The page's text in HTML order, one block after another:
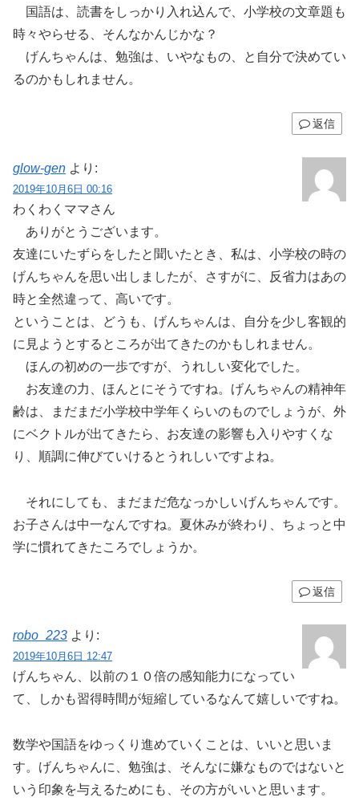
国語は、読書をしっかり入れ込んで、小学校の文章題も
時々やらせる、そんなかんじかな？
げんちゃんは、勉強は、いやなもの、と自分で決めてい
るのかもしれません。
返信
glow-gen より:
2019年10月6日 00:16
わくわくママさん
ありがとうございます。
友達にいたずらをしたと聞いたとき、私は、小学校の時の
げんちゃんを思い出しましたが、さすがに、反省力はあの
時と全然違って、高いです。
ということは、どうも、げんちゃんは、自分を少し客観的
に見ようとするところが出てきたのかもしれません。
ほんの初めの一歩ですが、うれしい変化でした。
お友達の力、ほんとにそうですね。げんちゃんの精神年
齢は、まだまだ小学校中学年くらいのものでしょうが、外
にベクトルが出てきたら、お友達の影響も入りやすくな
り、順調に伸びていけるとうれしいですよね。
それにしても、まだまだ危なっかしいげんちゃんです。
お子さんは中一なんですね。夏休みが終わり、ちょっと中
学に慣れてきたころでしょうか。
返信
robo_223 より:
2019年10月6日 12:47
げんちゃん、以前の１０倍の感知能力になってい
て、しかも習得時間が短縮しているなんて嬉しいですね。
数学や国語をゆっくり進めていくことは、いいと思いま
す。げんちゃんに、勉強は、そんなに嫌なものではないと
いう印象を与えるためにも、その方がいいと思います。